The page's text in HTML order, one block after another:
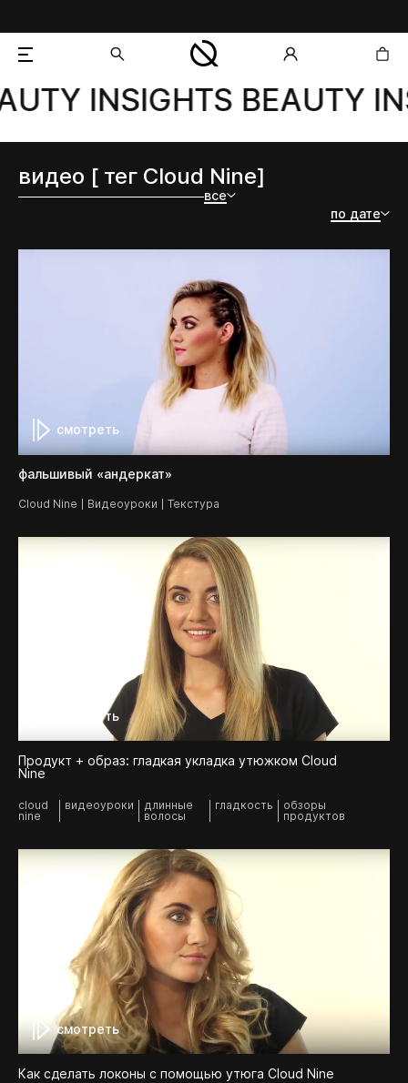
добавлен в корзину
INSIGHTS BEAUTY
все
видео [ тег Cloud Nine]
по дате
смотреть
фальшивый «андеркат»
Cloud Nine Видеоуроки Текстура
смотреть
Продукт + образ: гладкая укладка утюжком Cloud
Nine
cloud
nine
видеоуроки
длинные
волосы
гладкость
обзоры
продуктов
смотреть
Как сделать локоны с помощью утюга Cloud Nine